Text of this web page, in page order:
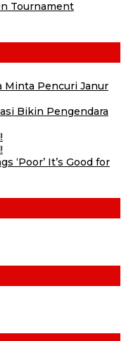
Tournament
Minta Pencuri Janur
Bikin Pengendara
‘Poor’ It’s Good for